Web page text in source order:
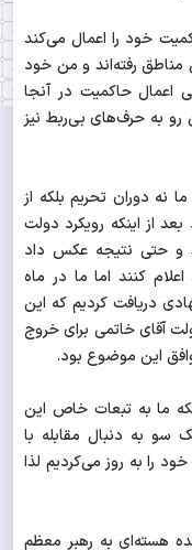
خود را اعمال می‌کند
مناطق رفته‌اند و من خود
اعمال حاکمیت در آنجا
رو به حرف‌های بی‌ربط نیز
نه دوران تحریم بلکه از
از اینکه رویکرد دولت
و حتی نتیجه عکس داد
کنند اما ما در ماه
دریافت کردیم که این
آقای خاتمی برای خروج
این موضوع بود.
ما به تبعات خاص این
سو به دنبال مقابله با
را به روز می‌کردیم لذا
هسته‌ای به رهبر معظم